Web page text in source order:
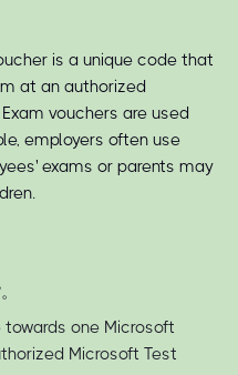
is a unique code that
at an authorized
vouchers are used
employers often use
exams or parents may
one Microsoft
Microsoft Test